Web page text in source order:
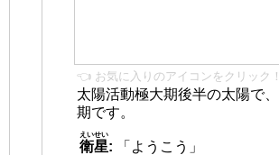
👈 お気に入りのアイコンをクリック！
太陽活動極大期後半の太陽で
期です。
衛星
えいせい
:
「ようこう」